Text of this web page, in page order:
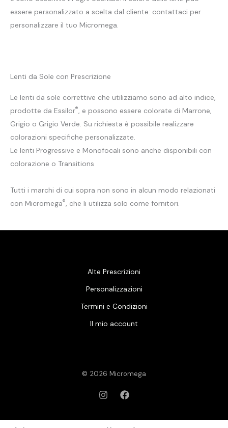
essere personalizzato a scelta dal cliente: contattaci per
personalizzare il tuo Micromega.
Lenti da Sole con Prescrizione
Le lenti da sole correttive che utilizziamo sono ad alto indice,
prodotte da Essilor®, e possono essere colorate di Marrone,
Grigio o Grigio Verde. Su richiesta è possibile realizzare
colorazioni specifiche personalizzate.
Le lenti Progressive e Monofocali sono anche disponibili con
colorazione o Transitions
Tutti i marchi di cui sopra non sono in alcun modo relazionati
con Micromega®, che li utilizza solo come fornitori.
Alte Prescrizioni
Personalizzazioni
Termini e Condizioni
Il mio account
© 2026 Micromega